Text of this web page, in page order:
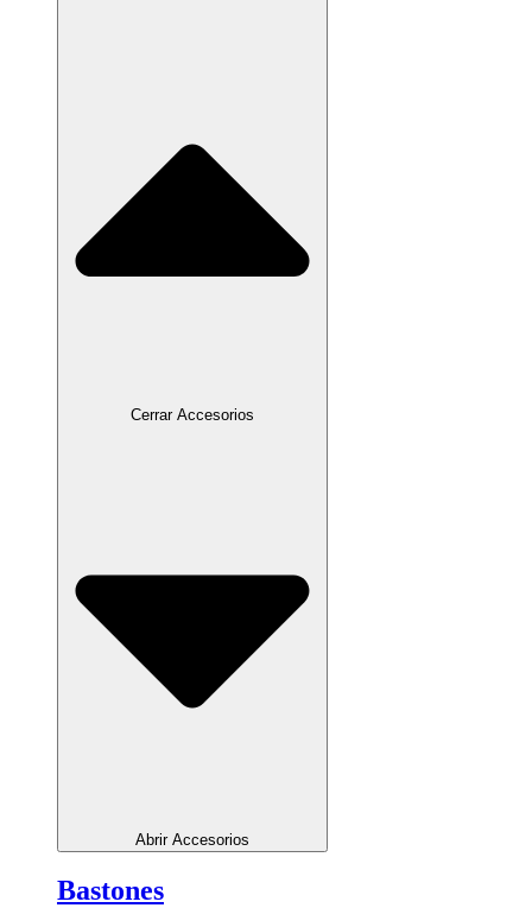
Cerrar Accesorios
Abrir Accesorios
Bastones